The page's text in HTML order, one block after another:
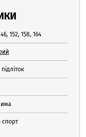
152, 158, 164